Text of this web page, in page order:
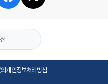
개인정보처리방침